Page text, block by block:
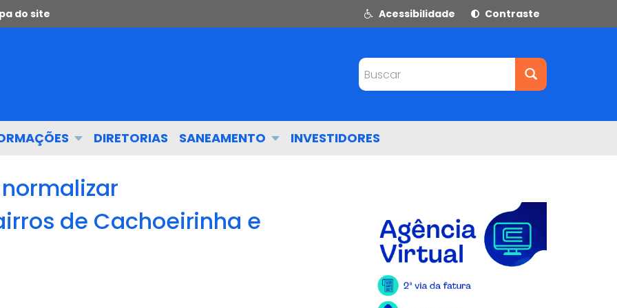
do site Acessibilidade Contraste
Buscar
DIRETORIAS SANEAMENTO INVESTIDORES
de Cachoeirinha e